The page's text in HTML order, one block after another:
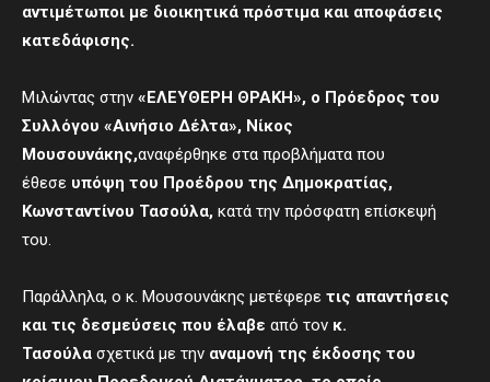
αντιμέτωποι με διοικητικά πρόστιμα και αποφάσεις
κατεδάφισης.
Μιλώντας στην «ΕΛΕΥΘΕΡΗ ΘΡΑΚΗ», ο Πρόεδρος του
Συλλόγου «Αινήσιο Δέλτα», Νίκος
Μουσουνάκης,αναφέρθηκε στα προβλήματα που
έθεσε υπόψη του Προέδρου της Δημοκρατίας,
Κωνσταντίνου Τασούλα, κατά την πρόσφατη επίσκεψή
του.
Παράλληλα, ο κ. Μουσουνάκης μετέφερε τις απαντήσεις
και τις δεσμεύσεις που έλαβε από τον κ.
Τασούλα σχετικά με την αναμονή της έκδοσης του